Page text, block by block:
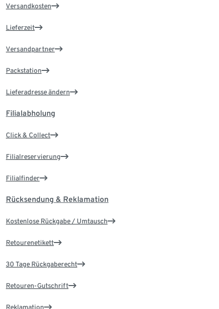
Versandkosten
Lieferzeit
Versandpartner
Packstation
Lieferadresse ändern
Filialabholung
Click & Collect
Filialreservierung
Filialfinder
Rücksendung & Reklamation
Kostenlose Rückgabe / Umtausch
Retourenetikett
30 Tage Rückgaberecht
Retouren-Gutschrift
Reklamation